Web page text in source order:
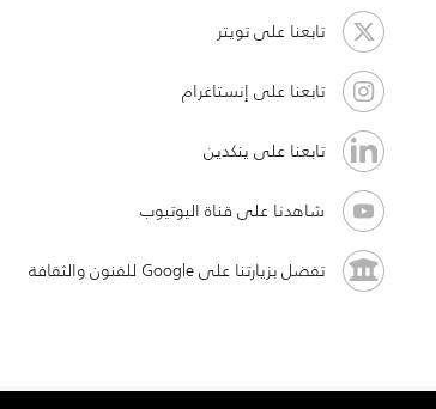
تابعنا على تويتر
تابعنا على إنستاغرام
تابعنا على ينكدين
شاهدنا على قناة اليوتيوب
تفضل بزيارتنا على Google للفنون والثقافة